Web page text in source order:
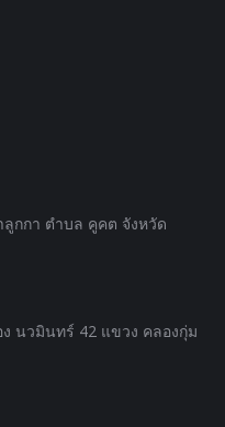
กกา ตำบล คูคต จังหวัด
นวมินทร์ 42 แขวง คลองกุ่ม